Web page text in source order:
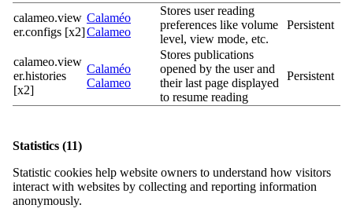
calameo.view
er.configs [x2]
Calaméo
Calameo
Stores user reading
preferences like volume
level, view mode, etc.
Persistent
calameo.view
er.histories
[x2]
Calaméo
Calameo
Stores publications
opened by the user and
their last page displayed
to resume reading
Persistent
Statistics (11)
Statistic cookies help website owners to understand how visitors
interact with websites by collecting and reporting information
anonymously.